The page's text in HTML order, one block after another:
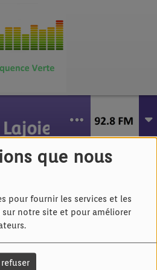
que nous
pour fournir les services et les
notre site et pour améliorer
à